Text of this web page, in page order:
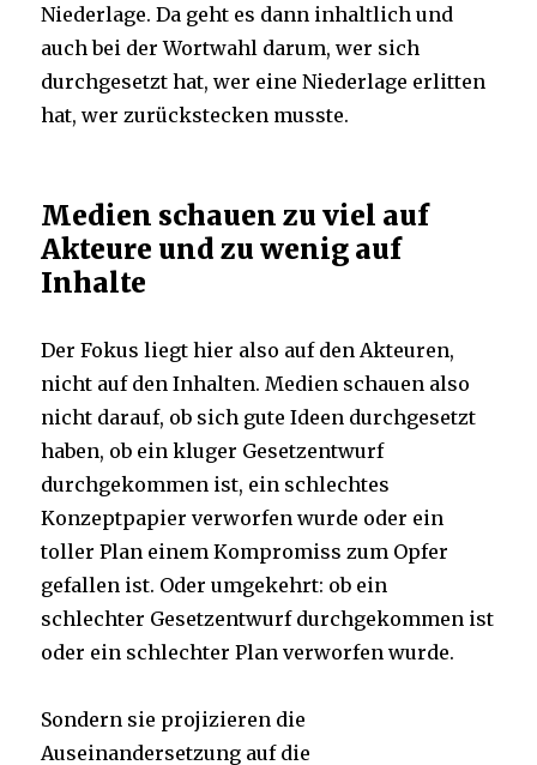
Niederlage. Da geht es dann inhaltlich und
auch bei der Wortwahl darum, wer sich
durchgesetzt hat, wer eine Niederlage erlitten
hat, wer zurückstecken musste.
Medien schauen zu viel auf
Akteure und zu wenig auf
Inhalte
Der Fokus liegt hier also auf den Akteuren,
nicht auf den Inhalten. Medien schauen also
nicht darauf, ob sich gute Ideen durchgesetzt
haben, ob ein kluger Gesetzentwurf
durchgekommen ist, ein schlechtes
Konzeptpapier verworfen wurde oder ein
toller Plan einem Kompromiss zum Opfer
gefallen ist. Oder umgekehrt: ob ein
schlechter Gesetzentwurf durchgekommen ist
oder ein schlechter Plan verworfen wurde.
Sondern sie projizieren die
Auseinandersetzung auf die